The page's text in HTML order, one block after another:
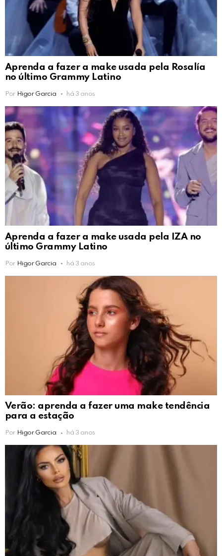
Aprenda a fazer a make usada pela Rosalía
no último Grammy Latino
Por Higor Garcia há 3 anos
Aprenda a fazer a make usada pela IZA no
último Grammy Latino
Por Higor Garcia há 3 anos
Verão: aprenda a fazer uma make tendência
para a estação
Por Higor Garcia há 3 anos